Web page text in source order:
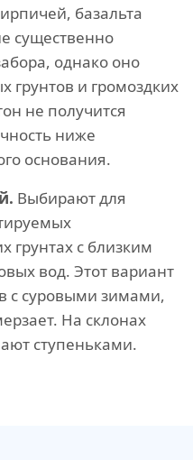
базальта
существенно
однако оно
грунтов и громоздких
не получится
ниже
основания.
Выбирают для
грунтах с близким
вод. Этот вариант
с суровыми зимами,
На склонах
ступеньками.